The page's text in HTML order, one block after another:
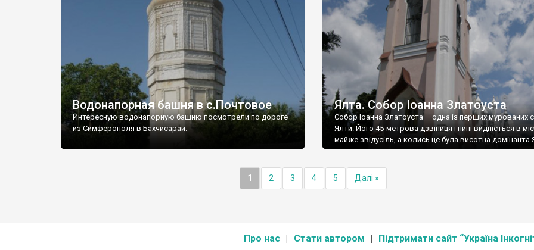
Водонапорная башня в с.Почтовое
Интересную водонапорную башню посмотрели по дороге
из Симферополя в Бахчисарай.
Ялта. Собор Іоанна Златоуста
Собор Іоанна Златоуста – одна із перших мурованих
Ялти. Його 45-метрова дзвіниця і нині видніється в
майже звідусіль, а колись це була висотна домінанта
1 2 3 4 5 Далі »
Про нас Стати автором Підтримати сайт “Україна